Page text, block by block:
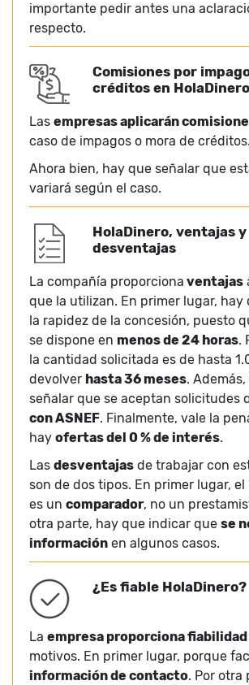
importante pedir antes una
respecto.
Comisiones por
créditos en HolaDinero
Las empresas aplicarán
caso de impagos o mora de créditos.
Ahora bien, hay que señalar que
variará según el caso.
HolaDinero, ventajas y
desventajas
La compañía proporciona ventajas
que la utilizan. En primer lugar, hay
la rapidez de la concesión, puesto
se dispone en menos de 24 horas.
la cantidad solicitada es de hasta
devolver hasta 36 meses.
señalar que se aceptan solicitudes
con ASNEF. Finalmente, vale la
hay ofertas del 0 % de interés.
Las desventajas de trabajar con
son de dos tipos. En primer lugar,
es un comparador, no un
otra parte, hay que indicar que se
información en algunos casos.
¿Es fiable HolaDinero?
La empresa proporciona fiabilidad
motivos. En primer lugar, porque
información de contacto. Por otra